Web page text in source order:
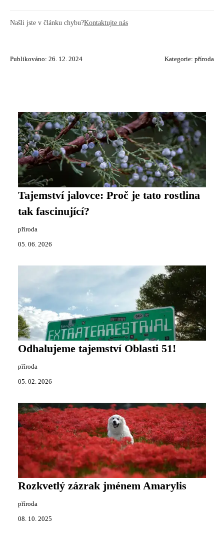
Našli jste v článku chybu?Kontaktujte nás
Publikováno: 26. 12. 2024 Kategorie: příroda
Tajemství jalovce: Proč je tato rostlina
tak fascinující?
příroda
05. 06. 2026
Odhalujeme tajemství Oblasti 51!
příroda
05. 02. 2026
Rozkvetlý zázrak jménem Amarylis
příroda
08. 10. 2025